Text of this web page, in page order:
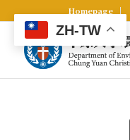
Homepage
ZH-TW